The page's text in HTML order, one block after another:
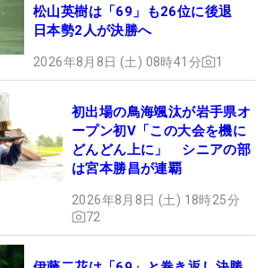
松山英樹は「69」も26位に後退
日本勢2人が決勝へ
2026年8月8日 (土) 08時41分 1
初出場の鳥海颯汰が岩手県オ
ープン初V「この大会を機に
どんどん上に」 シニアの部
は宮本勝昌が連覇
2026年8月8日 (土) 18時25分
72